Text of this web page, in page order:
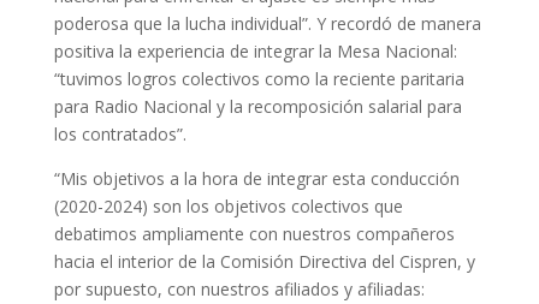
poderosa que la lucha individual”. Y recordó de manera
positiva la experiencia de integrar la Mesa Nacional:
“tuvimos logros colectivos como la reciente paritaria
para Radio Nacional y la recomposición salarial para
los contratados”.
“Mis objetivos a la hora de integrar esta conducción
(2020-2024) son los objetivos colectivos que
debatimos ampliamente con nuestros compañeros
hacia el interior de la Comisión Directiva del Cispren, y
por supuesto, con nuestros afiliados y afiliadas: